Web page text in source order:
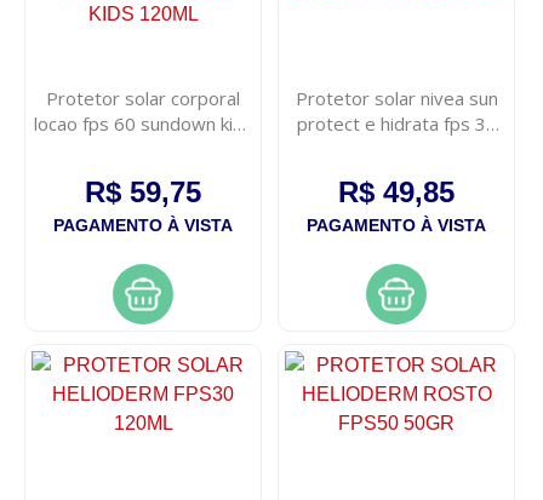
Protetor solar corporal
locao fps 60 sundown kids
R$ 59,75
PAGAMENTO À VISTA
Protetor solar nivea sun
protect e hidrata fps 30
R$ 49,85
PAGAMENTO À VISTA